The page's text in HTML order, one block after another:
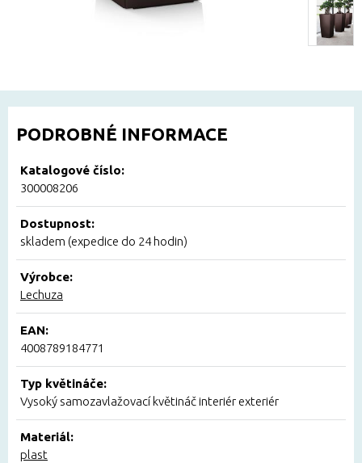
PODROBNÉ INFORMACE
Katalogové číslo:
300008206
Dostupnost:
skladem (expedice do 24 hodin)
Výrobce:
Lechuza
EAN:
4008789184771
Typ květináče:
Vysoký samozavlažovací květináč interiér exteriér
Materiál:
plast